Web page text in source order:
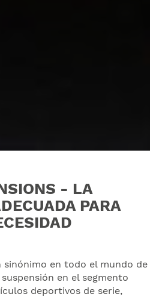
- LA
PARA
sinónimo en todo el mundo de
en el segmento
deportivos de serie,